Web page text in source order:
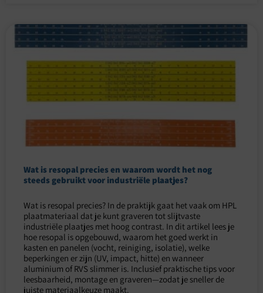
Wat is resopal precies en waarom wordt het nog
steeds gebruikt voor industriële plaatjes?
Wat is resopal precies? In de praktijk gaat het vaak om HPL
plaatmateriaal dat je kunt graveren tot slijtvaste
industriële plaatjes met hoog contrast. In dit artikel lees je
hoe resopal is opgebouwd, waarom het goed werkt in
kasten en panelen (vocht, reiniging, isolatie), welke
beperkingen er zijn (UV, impact, hitte) en wanneer
aluminium of RVS slimmer is. Inclusief praktische tips voor
leesbaarheid, montage en graveren—zodat je sneller de
juiste materiaalkeuze maakt.